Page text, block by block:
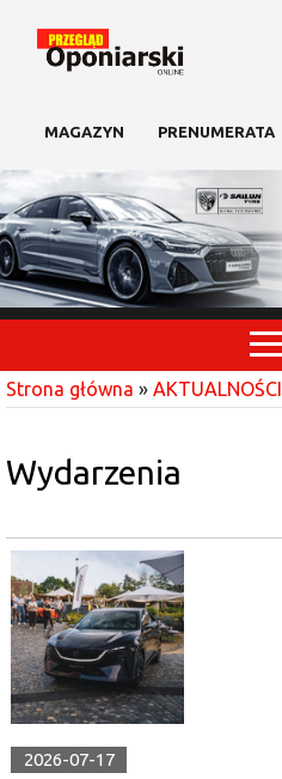
MAGAZYN PRENUMERATA
Strona główna » AKTUALNOŚCI
Wydarzenia
2026-07-17